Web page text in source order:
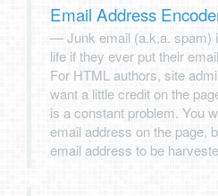
Email Address
Junk email (a.k.a. spam)
life if they ever put their
For HTML authors, site
want a little credit on the
is a constant problem. You
email address on the page,
email address to be